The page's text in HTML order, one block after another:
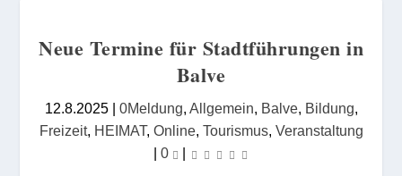
Neue Termine für Stadtführungen in
Balve
12.8.2025| 0Meldung, Allgemein, Balve, Bildung,
Freizeit, HEIMAT, Online, Tourismus, Veranstaltung
| 0 |